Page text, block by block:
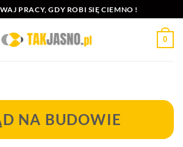
PRACY, GDY ROBI SIĘ CIEMNO !
0
NA BUDOWIE